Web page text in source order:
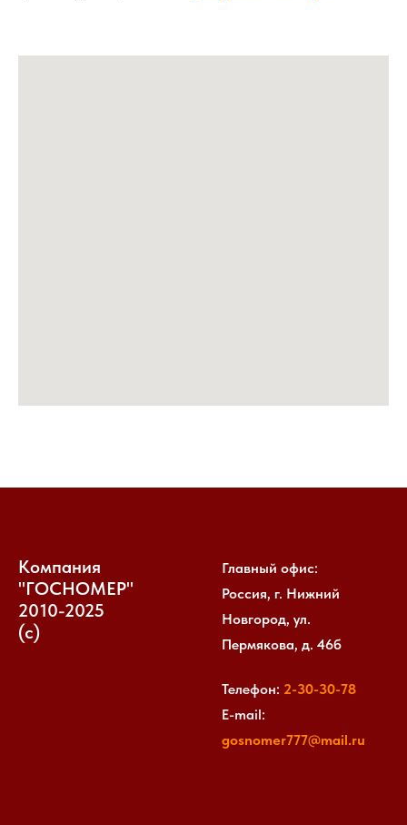
Компания
"ГОСНОМЕР"
2010-2025
(с)
Главный офис:
Россия, г. Нижний
Новгород, ул.
Пермякова, д. 46б
Телефон: 2-30-30-78
E-mail:
gosnomer777@mail.ru